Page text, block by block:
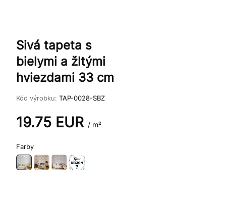
Sivá tapeta s
bielymi a žltými
hviezdami 33 cm
Kód výrobku: TAP-0028-SBZ
19.75 EUR / m²
Farby